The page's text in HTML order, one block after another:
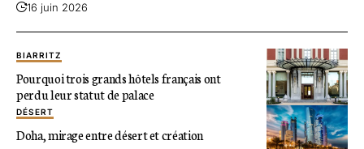
16 juin 2026
BIARRITZ
Pourquoi trois grands hôtels français ont
perdu leur statut de palace
DÉSERT
Doha, mirage entre désert et création